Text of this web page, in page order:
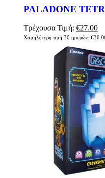
PALADONE
Τρέχουσα Τιμή: €27.00
Χαμηλότερη τιμή 30 ημερών: €